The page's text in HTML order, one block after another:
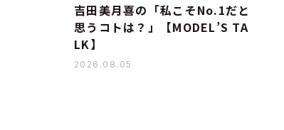
吉田美月喜の「私こそNo.1だと
思うコトは？」【MODEL’S TA
LK】
2026.08.05